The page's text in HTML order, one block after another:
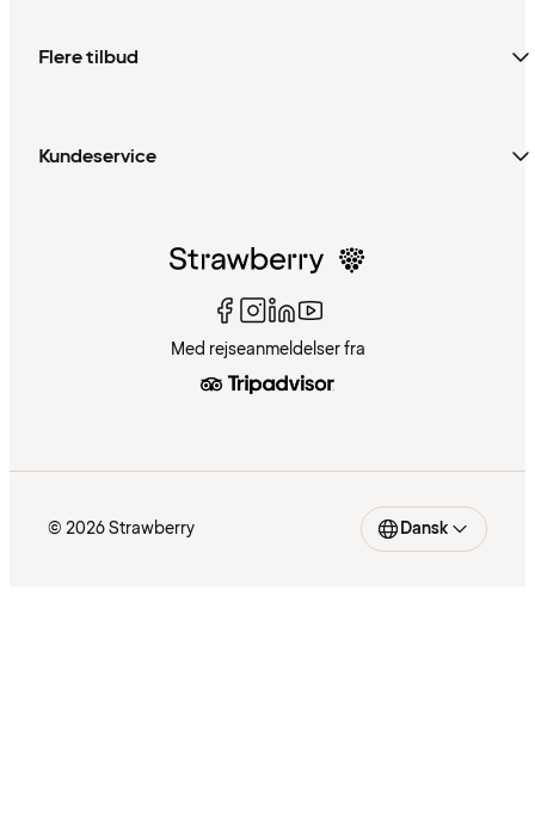
Flere tilbud
Kundeservice
Med rejseanmeldelser fra
© 2026 Strawberry Dansk